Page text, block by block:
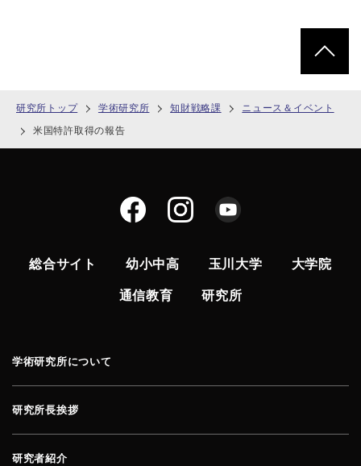
研究所トップ 学術研究所 知財戦略課
ニュース＆イベント
米国特許取得の報告
総合サイト 幼小中高 玉川大学 大学院
通信教育 研究所
学術研究所について
研究所長挨拶
研究者紹介